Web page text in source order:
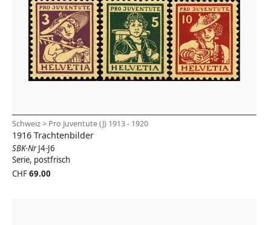
Schweiz > Pro Juventute (J) 1913 - 1920
1916 Trachtenbilder
SBK-NrJ4-J6
Serie, postfrisch
CHF69.00